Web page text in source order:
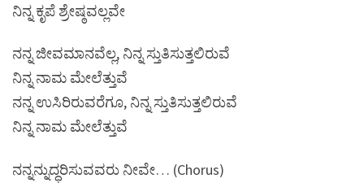
ನಿನ್ನ ಕೃಪೆ ಶ್ರೇಷ್ಠವಲ್ಲವೇ
ನನ್ನ ಜೀವಮಾನವೆಲ್ಲ, ನಿನ್ನ ಸ್ತುತಿಸುತ್ತಲಿರುವೆ
ನಿನ್ನ ನಾಮ ಮೇಲೆತ್ತುವೆ
ನನ್ನ ಉಸಿರಿರುವರೆಗೂ, ನಿನ್ನ ಸ್ತುತಿಸುತ್ತಲಿರುವೆ
ನಿನ್ನ ನಾಮ ಮೇಲೆತ್ತುವೆ
ನನ್ನನ್ನುದ್ಧರಿಸುವವರು ನೀವೇ… (Chorus)